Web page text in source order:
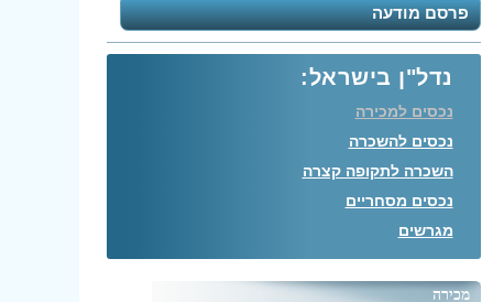
פרסם מודעה
נדל"ן בישראל:
נכסים למכירה
נכסים להשכרה
השכרה לתקופה קצרה
נכסים מסחריים
מגרשים
מכירה